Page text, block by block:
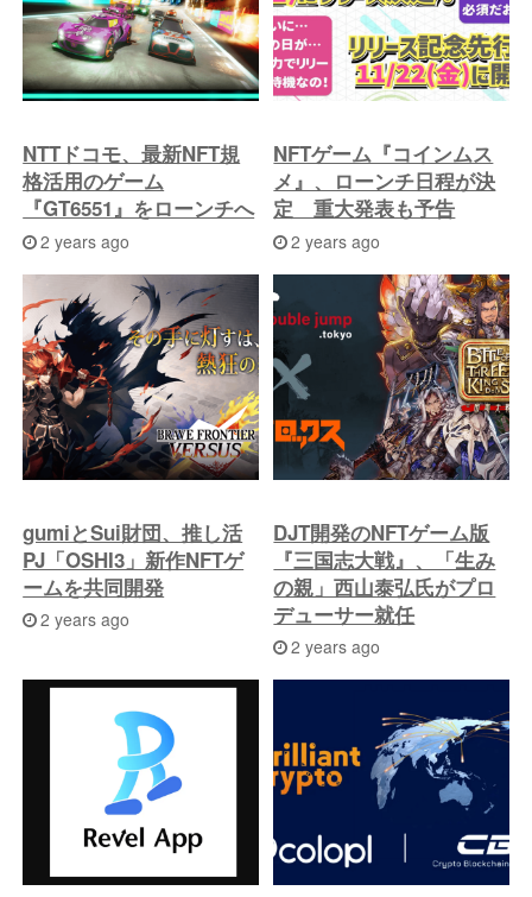
稿
へ
NTTドコモ、最新NFT規
格活用のゲーム
『GT6551』をローンチへ
2 years ago
NFTゲーム『コインムス
メ』、ローンチ日程が決
定 重大発表も予告
2 years ago
gumiとSui財団、推し活
PJ「OSHI3」新作NFTゲ
ームを共同開発
2 years ago
DJT開発のNFTゲーム版
『三国志大戦』、「生み
の親」西山泰弘氏がプロ
デューサー就任
2 years ago